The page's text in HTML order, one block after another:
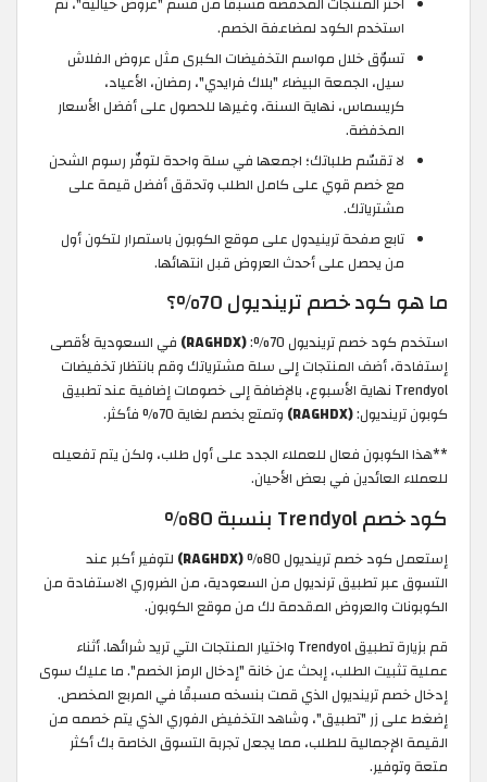
استخدم الكود لمضاعفة الخصم.
تسوّق خلال مواسم التخفيضات الكبرى مثل عروض الفلاش
سيل، الجمعة البيضاء "بلاك فرايدي"، رمضان، الأعياد،
كريسماس، نهاية السنة، وغيرها للحصول على أفضل الأسعار
المخفضة.
لا تقسّم طلباتك؛ اجمعها في سلة واحدة لتوفّر رسوم الشحن
مع خصم قوي على كامل الطلب وتحقق أفضل قيمة على
مشترياتك.
تابع صفحة ترينيدول على موقع الكوبون باستمرار لتكون أول
من يحصل على أحدث العروض قبل انتهائها.
ما هو كود خصم ترينديول 70%؟
استخدم كود خصم ترينديول 70%: (RAGHDX)
في السعودية لأقصى
إستفادة، أضف المنتجات إلى سلة مشترياتك وقم بانتظار تخفيضات
Trendyol نهاية الأسبوع، بالإضافة إلى خصومات إضافية عند تطبيق
كوبون ترينديول:(RAGHDX)
وتمتع بخصم لغاية 70% فأكثر.
**هذا الكوبون فعال للعملاء الجدد على أول طلب، ولكن يتم تفعيله
للعملاء العائدين في بعض الأحيان.
كود خصم Trendyol بنسبة 80%
إستعمل كود خصم ترينديول 80% (RAGHDX)
لتوفير أكبر عند
التسوق عبر تطبيق ترنديول من السعودية، من الضروري الاستفادة من
الكوبونات والعروض المقدمة لك من موقع الكوبون.
قم بزيارة تطبيق Trendyol واختيار المنتجات التي تريد شرائها. أثناء
عملية تثبيت الطلب، إبحث عن خانة "إدخال الرمز الخصم". ما عليك سوى
إدخال خصم ترينديول الذي قمت بنسخه مسبقًا في المربع المخصص.
إضغط على زر "تطبيق"، وشاهد التخفيض الفوري الذي يتم خصمه من
القيمة الإجمالية للطلب، مما يجعل تجربة التسوق الخاصة بك أكثر
متعة وتوفير.